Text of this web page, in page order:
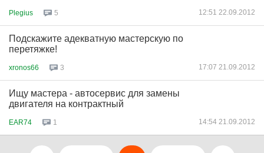
Plegius 5 12:51 22.09.2012
Подскажите адекватную мастерскую по
перетяжке!
xronos66 3 17:07 21.09.2012
Ищу мастера - автосервис для замены
двигателя на контрактный
EAR74 1 14:54 21.09.2012